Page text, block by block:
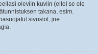
oleviin kuviin (ellei se ole
takana, esim.
sivustot, jne.